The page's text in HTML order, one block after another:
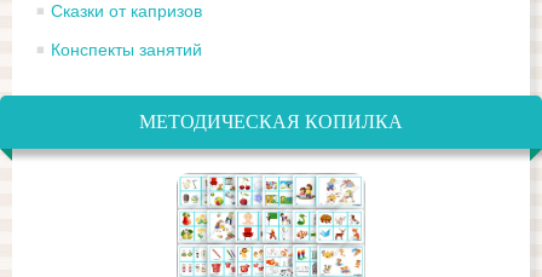
Сказки от капризов
Конспекты занятий
МЕТОДИЧЕСКАЯ КОПИЛКА